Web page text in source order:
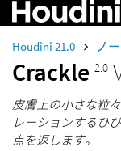
Houdini 21.0 ノ
Crackle 2.0
皮膚上の小さな粒
レーションするひ
点を返します。